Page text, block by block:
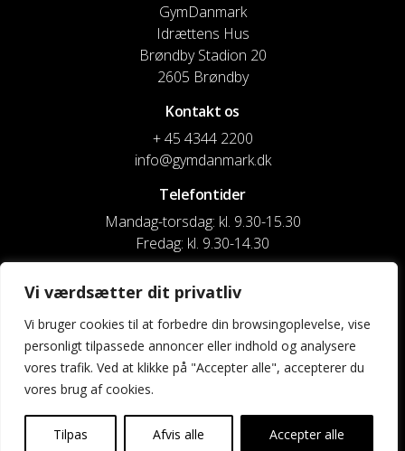
Vi værdsætter dit privatliv
Vi bruger cookies til at forbedre din browsingoplevelse, vise
personligt tilpassede annoncer eller indhold og analysere
vores trafik. Ved at klikke på "Accepter alle", accepterer du
vores brug af cookies.
Tilpas Afvis alle Accepter alle
GymDanmark
Idrættens Hus
Brøndby Stadion 20
2605 Brøndby
Kontakt os
+ 45 4344 2200
info@gymdanmark.dk
Telefontider
Mandag-torsdag: kl. 9.30-15.30
Fredag: kl. 9.30-14.30
CVR nr. 20916818
Reg. & Kontonr.: 4180 3119119022
Privatlivspolitik og cookies
Kontakt os